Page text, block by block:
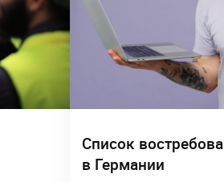
Список
в Германии